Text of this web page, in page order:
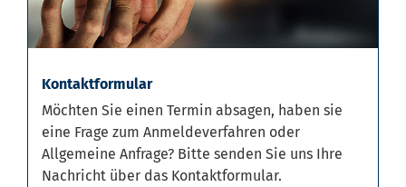
Kontaktformular
Möchten Sie einen Termin absagen, haben sie
eine Frage zum Anmeldeverfahren oder
Allgemeine Anfrage? Bitte senden Sie uns Ihre
Nachricht über das Kontaktformular.